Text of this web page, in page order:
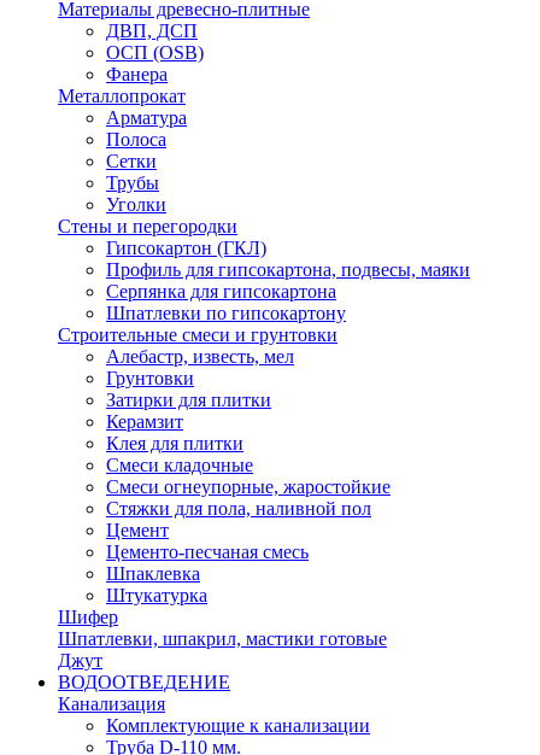
Материалы древесно-плитные
ДВП, ДСП
ОСП (OSB)
Фанера
Металлопрокат
Арматура
Полоса
Сетки
Трубы
Уголки
Стены и перегородки
Гипсокартон (ГКЛ)
Профиль для гипсокартона, подвесы, маяки
Серпянка для гипсокартона
Шпатлевки по гипсокартону
Строительные смеси и грунтовки
Алебастр, известь, мел
Грунтовки
Затирки для плитки
Керамзит
Клея для плитки
Смеси кладочные
Смеси огнеупорные, жаростойкие
Стяжки для пола, наливной пол
Цемент
Цементо-песчаная смесь
Шпаклевка
Штукатурка
Шифер
Шпатлевки, шпакрил, мастики готовые
Джут
ВОДООТВЕДЕНИЕ
Канализация
Комплектующие к канализации
Труба D-110 мм.